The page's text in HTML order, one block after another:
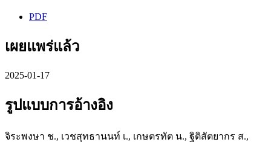
PDF
เผยแพร่แล้ว
2025-01-17
รูปแบบการอ้างอิง
จิระพงษา ช., เวชสุทธานนท์ เ., เกษตรทัต น., ฐิติสัตยากร ส.,